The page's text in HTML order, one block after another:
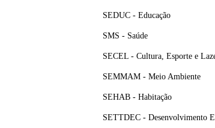
SEDUC - Educação
SMS - Saúde
SECEL - Cultura, Esporte e
SEMMAM - Meio Ambiente
SEHAB - Habitação
SETTDEC - Desenvolvimento